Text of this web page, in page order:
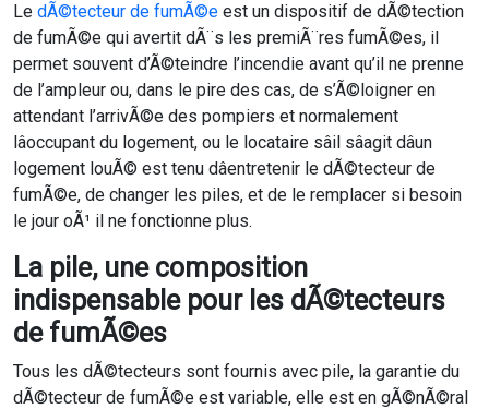
Le dÃ©tecteur de fumÃ©e est un dispositif de dÃ©tection
de fumÃ©e qui avertit dÃ¨s les premiÃ¨res fumÃ©es, il
permet souvent d’Ã©teindre l’incendie avant qu’il ne prenne
de l’ampleur ou, dans le pire des cas, de s’Ã©loigner en
attendant l’arrivÃ©e des pompiers et normalement
lâoccupant du logement, ou le locataire sâil sâagit dâun
logement louÃ© est tenu dâentretenir le dÃ©tecteur de
fumÃ©e, de changer les piles, et de le remplacer si besoin
le jour oÃ¹ il ne fonctionne plus.
La pile, une composition
indispensable pour les dÃ©tecteurs
de fumÃ©es
Tous les dÃ©tecteurs sont fournis avec pile, la garantie du
dÃ©tecteur de fumÃ©e est variable, elle est en gÃ©nÃ©ral